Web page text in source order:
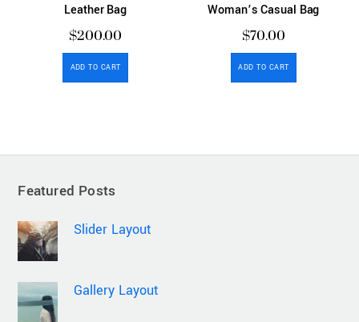
Leather Bag
$200.00
ADD TO CART
Woman’s Casual Bag
$70.00
ADD TO CART
Featured Posts
Slider Layout
Gallery Layout